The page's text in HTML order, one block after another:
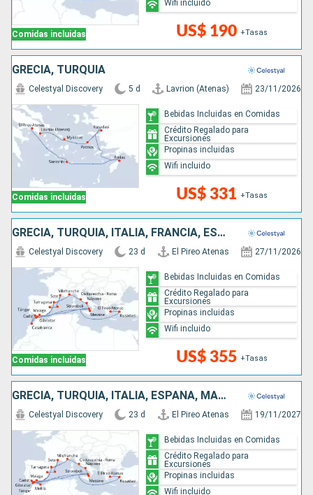
Comidas incluidas US$ 190 +Tasas
Wifi incluido
GRECIA, TURQUÍA
Comidas incluidas
Celestyal Discovery 5 d Lavrion (Atenas) 23/11/2026
US$ 331 +Tasas
Bebidas Incluidas en Comidas
Crédito Regalado para
Excursiones
Propinas incluidas
Wifi incluido
GRECIA, TURQUÍA, ITALIA, FRANCIA, ESPAÑA, MARRUECOS
Comidas incluidas
Celestyal Discovery 23 d El Pireo Atenas 27/11/2026
US$ 355 +Tasas
Bebidas Incluidas en Comidas
Crédito Regalado para
Excursiones
Propinas incluidas
Wifi incluido
GRECIA, TURQUÍA, ITALIA, ESPAÑA, MARRUECOS, FRANCIA
Celestyal Discovery 23 d El Pireo Atenas 19/11/2027
Bebidas Incluidas en Comidas
Crédito Regalado para
Excursiones
Propinas incluidas
Wifi incluido